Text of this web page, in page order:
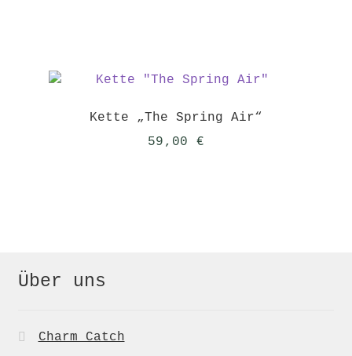
Kette „The Spring Air“
59,00 €
Über uns
Charm Catch